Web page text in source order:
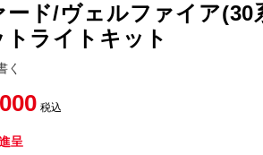
ド/ヴェルファイア(30
ライトキット
く
税込
呈